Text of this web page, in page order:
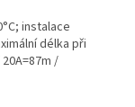
instalace
délka při
/